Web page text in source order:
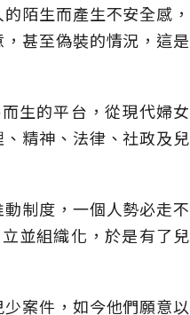
陌生而產生不安全感，
甚至偽裝的情況，這是
生的平台，從現代婦女
精神、法律、社政及兒
制度，一個人勢必走不
並組織化，於是有了兒
案件，如今他們願意以